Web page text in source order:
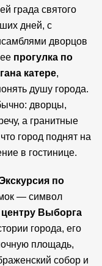
града святого
дней, с
дворцов
прогулка по
на катере,
душу города.
дворцы,
а гранитные
город поднят на
в гостинице.
по
— символ
центру Выборга
города, его
площадь,
собор и